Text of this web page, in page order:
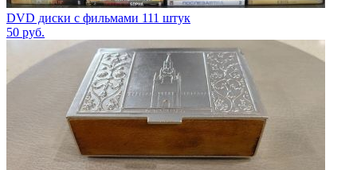
DVD диски с фильмами 111 штук
50 руб.